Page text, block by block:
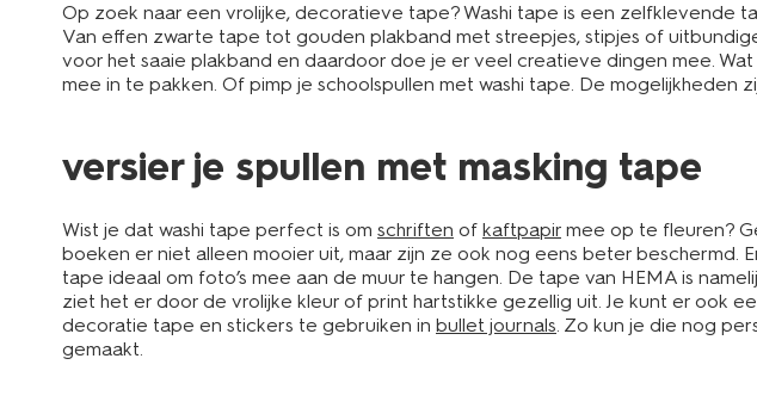
Op zoek naar een vrolijke, decoratieve tape? Washi tape is een zelfklevende
Van effen zwarte tape tot gouden plakband met streepjes, stipjes of
voor het saaie plakband en daardoor doe je er veel creatieve dingen mee.
mee in te pakken. Of pimp je schoolspullen met washi tape. De mogelijkheden
versier je spullen met masking tape
Wist je dat washi tape perfect is om schriften of kaftpapir mee op te fleuren?
boeken er niet alleen mooier uit, maar zijn ze ook nog eens beter beschermd.
tape ideaal om foto’s mee aan de muur te hangen. De tape van HEMA is
ziet het er door de vrolijke kleur of print hartstikke gezellig uit. Je kunt er ook
decoratie tape en stickers te gebruiken in bullet journals. Zo kun je die nog
gemaakt.